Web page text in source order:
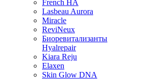
French HA
Lasbeau Aurora
Miracle
ReviNeux
Биоревитализанты
Hyalrepair
Kiara Reju
Elaxen
Skin Glow DNA